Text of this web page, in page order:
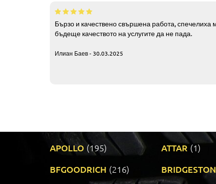
Бързо и качествено свършена работа, спечелиха
бъдеще качеството на услугите да не пада.
Илиан Баев - 30.03.2025
APOLLO (195) ATTAR (1)
BFGOODRICH (216)